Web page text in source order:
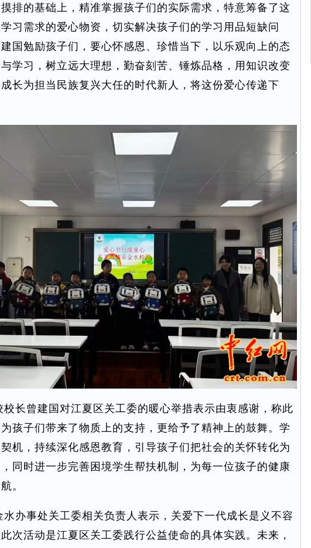
排的基础上，精准掌握孩子们的实际需求，特意筹备了这
习需求的爱心物资，切实解决孩子们的学习用品短缺问
国勉励孩子们，要心怀感恩、珍惜当下，以乐观向上的态
学习，树立远大理想，勤奋刻苦、锤炼品格，用知识改变
长为担当民族复兴大任的时代新人，将这份爱心传递下
长曾建国对江夏区关工委的暖心举措表示由衷感谢，称此
孩子们带来了物质上的支持，更给予了精神上的鼓舞。学
机，持续深化感恩教育，引导孩子们把社会的关怀转化为
同时进一步完善困境学生帮扶机制，为每一位孩子的健康
。
办事处关工委相关负责人表示，关爱下一代成长是义不容
次活动是江夏区关工委践行公益使命的具体实践。未来，